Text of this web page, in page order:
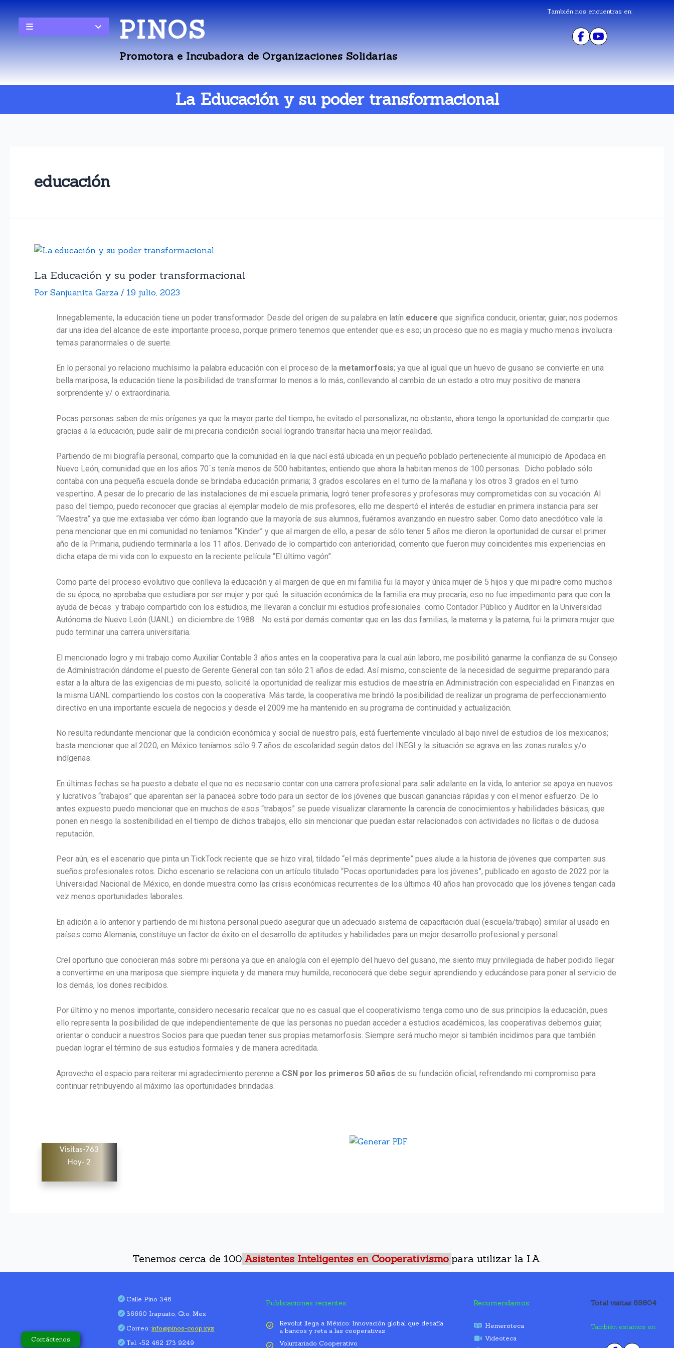
PINOS
Promotora e Incubadora de Organizaciones Solidarias
También nos encuentras en:
La Educación y su poder transformacional
educación
La Educación y su poder transformacional
Por Sanjuanita Garza / 19 julio, 2023
Innegablemente, la educación tiene un poder transformador. Desde del origen de su palabra en latín educere que significa conducir, orientar, guiar; nos podemos
dar una idea del alcance de este importante proceso, porque primero tenemos que entender que es eso; un proceso que no es magia y mucho menos involucra
temas paranormales o de suerte.
En lo personal yo relaciono muchísimo la palabra educación con el proceso de la metamorfosis; ya que al igual que un huevo de gusano se convierte en una
bella mariposa, la educación tiene la posibilidad de transformar lo menos a lo más, conllevando al cambio de un estado a otro muy positivo de manera
sorprendente y/ o extraordinaria.
Pocas personas saben de mis orígenes ya que la mayor parte del tiempo, he evitado el personalizar, no obstante, ahora tengo la oportunidad de compartir que
gracias a la educación, pude salir de mi precaria condición social logrando transitar hacia una mejor realidad.
Partiendo de mi biografía personal, comparto que la comunidad en la que nací está ubicada en un pequeño poblado perteneciente al municipio de Apodaca en
Nuevo León, comunidad que en los años 70´s tenía menos de 500 habitantes; entiendo que ahora la habitan menos de 100 personas. Dicho poblado sólo
contaba con una pequeña escuela donde se brindaba educación primaria; 3 grados escolares en el turno de la mañana y los otros 3 grados en el turno
vespertino. A pesar de lo precario de las instalaciones de mi escuela primaria, logró tener profesores y profesoras muy comprometidas con su vocación. Al
paso del tiempo, puedo reconocer que gracias al ejemplar modelo de mis profesores, ello me despertó el interés de estudiar en primera instancia para ser
“Maestra” ya que me extasiaba ver cómo iban logrando que la mayoría de sus alumnos, fuéramos avanzando en nuestro saber. Como dato anecdótico vale la
pena mencionar que en mi comunidad no teníamos “Kinder” y que al margen de ello, a pesar de sólo tener 5 años me dieron la oportunidad de cursar el primer
año de la Primaria, pudiendo terminarla a los 11 años. Derivado de lo compartido con anterioridad, comento que fueron muy coincidentes mis experiencias en
dicha etapa de mi vida con lo expuesto en la reciente película “El último vagón”.
Como parte del proceso evolutivo que conlleva la educación y al margen de que en mi familia fui la mayor y única mujer de 5 hijos y que mi padre como muchos
de su época, no aprobaba que estudiara por ser mujer y por qué la situación económica de la familia era muy precaria, eso no fue impedimento para que con la
ayuda de becas y trabajo compartido con los estudios, me llevaran a concluir mi estudios profesionales como Contador Público y Auditor en la Universidad
Autónoma de Nuevo León (UANL) en diciembre de 1988. No está por demás comentar que en las dos familias, la materna y la paterna, fui la primera mujer que
pudo terminar una carrera universitaria.
El mencionado logro y mi trabajo como Auxiliar Contable 3 años antes en la cooperativa para la cual aún laboro, me posibilitó ganarme la confianza de su Consejo
de Administración dándome el puesto de Gerente General con tan sólo 21 años de edad. Así mismo, consciente de la necesidad de seguirme preparando para
estar a la altura de las exigencias de mi puesto, solicité la oportunidad de realizar mis estudios de maestría en Administración con especialidad en Finanzas en
la misma UANL compartiendo los costos con la cooperativa. Más tarde, la cooperativa me brindó la posibilidad de realizar un programa de perfeccionamiento
directivo en una importante escuela de negocios y desde el 2009 me ha mantenido en su programa de continuidad y actualización.
No resulta redundante mencionar que la condición económica y social de nuestro país, está fuertemente vinculado al bajo nivel de estudios de los mexicanos;
basta mencionar que al 2020, en México teníamos sólo 9.7 años de escolaridad según datos del INEGI y la situación se agrava en las zonas rurales y/o
indígenas.
En últimas fechas se ha puesto a debate el que no es necesario contar con una carrera profesional para salir adelante en la vida, lo anterior se apoya en nuevos
y lucrativos “trabajos” que aparentan ser la panacea sobre todo para un sector de los jóvenes que buscan ganancias rápidas y con el menor esfuerzo. De lo
antes expuesto puedo mencionar que en muchos de esos “trabajos” se puede visualizar claramente la carencia de conocimientos y habilidades básicas, que
ponen en riesgo la sostenibilidad en el tiempo de dichos trabajos, ello sin mencionar que puedan estar relacionados con actividades no lícitas o de dudosa
reputación.
Peor aún, es el escenario que pinta un TickTock reciente que se hizo viral, tildado “el más deprimente” pues alude a la historia de jóvenes que comparten sus
sueños profesionales rotos. Dicho escenario se relaciona con un artículo titulado “Pocas oportunidades para los jóvenes”, publicado en agosto de 2022 por la
Universidad Nacional de México, en donde muestra como las crisis económicas recurrentes de los últimos 40 años han provocado que los jóvenes tengan cada
vez menos oportunidades laborales.
En adición a lo anterior y partiendo de mi historia personal puedo asegurar que un adecuado sistema de capacitación dual (escuela/trabajo) similar al usado en
países como Alemania, constituye un factor de éxito en el desarrollo de aptitudes y habilidades para un mejor desarrollo profesional y personal.
Creí oportuno que conocieran más sobre mi persona ya que en analogía con el ejemplo del huevo del gusano, me siento muy privilegiada de haber podido llegar
a convertirme en una mariposa que siempre inquieta y de manera muy humilde, reconocerá que debe seguir aprendiendo y educándose para poner al servicio de
los demás, los dones recibidos.
Por último y no menos importante, considero necesario recalcar que no es casual que el cooperativismo tenga como uno de sus principios la educación, pues
ello representa la posibilidad de que independientemente de que las personas no puedan acceder a estudios académicos, las cooperativas debemos guiar,
orientar o conducir a nuestros Socios para que puedan tener sus propias metamorfosis. Siempre será mucho mejor si también incidimos para que también
puedan lograr el término de sus estudios formales y de manera acreditada.
Aprovecho el espacio para reiterar mi agradecimiento perenne a CSN por los primeros 50 años de su fundación oficial, refrendando mi compromiso para
continuar retribuyendo al máximo las oportunidades brindadas.
Visitas-763
Hoy- 2
Tenemos cerca de 100 Asistentes Inteligentes en Cooperativismo para utilizar la I.A.
Contáctenos
Calle Pino 346
36660 Irapuato, Gto. Mex
Correo:info@pinos-coop.xyz
Tel. +52 462 173 9249
Publicaciones recientes:
Revolut llega a México: Innovación global que desafía
a bancos y reta a las cooperativas
Voluntariado Cooperativo
Recomendamos:
Hemeroteca
Videoteca
Total visitas 69804
También estamos en: